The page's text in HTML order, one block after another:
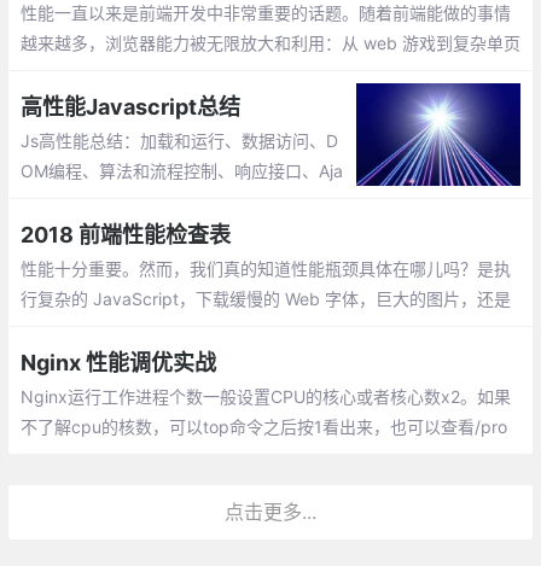
性能一直以来是前端开发中非常重要的话题。随着前端能做的事情
越来越多，浏览器能力被无限放大和利用：从 web 游戏到复杂单页
师总是在突破极限
高性能Javascript总结
Js高性能总结：加载和运行、数据访问、D
OM编程、算法和流程控制、响应接口、Aja
2018 前端性能检查表
性能十分重要。然而，我们真的知道性能瓶颈具体在哪儿吗？是执
行复杂的 JavaScript，下载缓慢的 Web 字体，巨大的图片，还是
oisting）
Nginx 性能调优实战
Nginx运行工作进程个数一般设置CPU的核心或者核心数x2。如果
不了解cpu的核数，可以top命令之后按1看出来，也可以查看/pro
点击更多...